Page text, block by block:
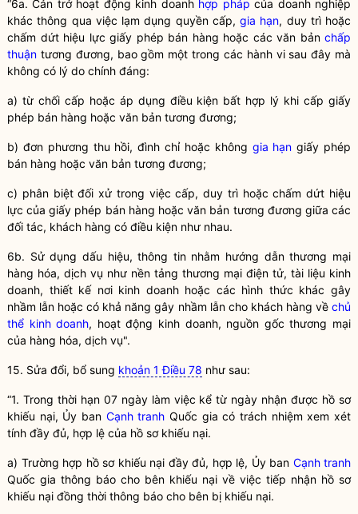
“6a. Cản trở hoạt động kinh doanh hợp pháp của doanh nghiệp
khác thông qua việc lạm dụng quyền cấp, gia hạn, duy trì hoặc
chấm dứt hiệu lực giấy phép bán hàng hoặc các văn bản chấp
thuận tương đương, bao gồm một trong các hành vi sau đây mà
không có lý do chính đáng:
a) từ chối cấp hoặc áp dụng điều kiện bất hợp lý khi cấp giấy
phép bán hàng hoặc văn bản tương đương;
b) đơn phương thu hồi, đình chỉ hoặc không gia hạn giấy phép
bán hàng hoặc văn bản tương đương;
c) phân biệt đối xử trong việc cấp, duy trì hoặc chấm dứt hiệu
lực của giấy phép bán hàng hoặc văn bản tương đương giữa các
đối tác, khách hàng có điều kiện như nhau.
6b. Sử dụng dấu hiệu, thông tin nhằm hướng dẫn thương mại
hàng hóa, dịch vụ như nền tảng thương mại điện tử, tài liệu kinh
doanh, thiết kế nơi kinh doanh hoặc các hình thức khác gây
nhầm lẫn hoặc có khả năng gây nhầm lẫn cho khách hàng về chủ
thể kinh doanh, hoạt động kinh doanh, nguồn gốc thương mại
của hàng hóa, dịch vụ".
15. Sửa đổi, bổ sung khoản 1 Điều 78 như sau:
“1. Trong thời hạn 07 ngày làm việc kể từ ngày nhận được hồ sơ
khiếu nại, Ủy ban Cạnh tranh Quốc gia có trách nhiệm xem xét
tính đầy đủ, hợp lệ của hồ sơ khiếu nại.
a) Trường hợp hồ sơ khiếu nại đầy đủ, hợp lệ, Ủy ban Cạnh tranh
Quốc gia thông báo cho bên khiếu nại về việc tiếp nhận hồ sơ
khiếu nại đồng thời thông báo cho bên bị khiếu nại.